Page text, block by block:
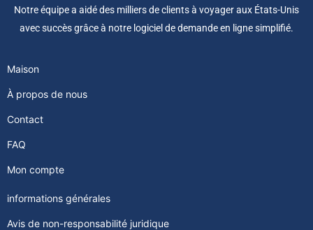
Notre équipe a aidé des milliers de clients à voyager aux États-Unis
avec succès grâce à notre logiciel de demande en ligne simplifié.
Maison
À propos de nous
Contact
FAQ
Mon compte
informations générales
Avis de non-responsabilité juridique